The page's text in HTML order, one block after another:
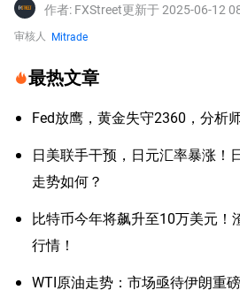
作者: FXStreet更新于 2025-06-12
审核人 Mitrade
最热文章
Fed放鹰，黄金失守2360，分析
日美联手干预，日元汇率暴涨！
走势如何？
比特币今年将飙升至10万美元！
行情！
WTI原油走势：市场亟待伊朗重